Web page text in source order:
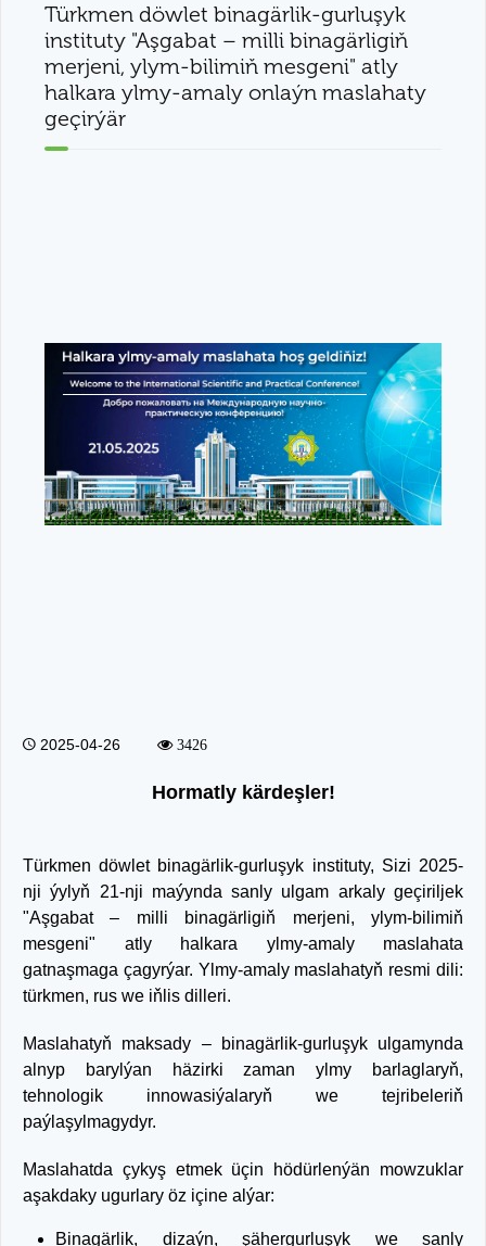
Türkmen döwlet binagärlik-gurluşyk
instituty "Aşgabat – milli binagärligiň
merjeni, ylym-bilimiň mesgeni" atly
halkara ylmy-amaly onlaýn maslahaty
geçirýär
2025-04-26 3426
Hormatly kärdeşler!
Türkmen döwlet binagärlik-gurluşyk instituty, Sizi 2025-
nji ýylyň 21-nji maýynda sanly ulgam arkaly geçiriljek
"Aşgabat – milli binagärligiň merjeni, ylym-bilimiň
mesgeni" atly halkara ylmy-amaly maslahata
gatnaşmaga çagyrýar. Ylmy-amaly maslahatyň resmi dili:
türkmen, rus we iňlis dilleri.
Maslahatyň maksady – binagärlik-gurluşyk ulgamynda
alnyp barylýan häzirki zaman ylmy barlaglaryň,
tehnologik innowasiýalaryň we tejribeleriň
paýlaşylmagydyr.
Maslahatda çykyş etmek üçin hödürlenýän mowzuklar
aşakdaky ugurlary öz içine alýar:
Binagärlik, dizaýn, şähergurluşyk we sanly